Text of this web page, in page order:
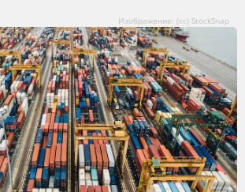
Изображение: (cc) StockSnap